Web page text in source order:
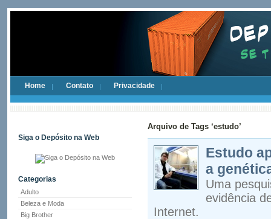
Home Contato Privacidade
Siga o Depósito na Web
Categorias
Adulto
Beleza e Moda
Big Brother
Arquivo de Tags ‘estudo’
Estudo
a
Uma
evidência
Internet.